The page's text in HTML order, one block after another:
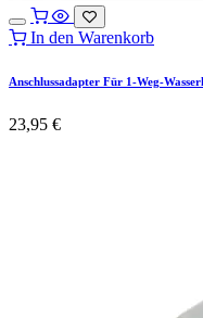
In den Warenkorb
Anschlussadapter Für 1-Weg-
23,95 €